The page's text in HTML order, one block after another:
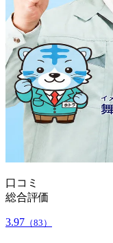
口コミ
総合評価
3.97 （83）